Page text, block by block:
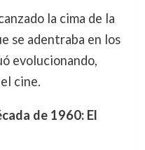
la cima de la
se adentraba en los
evolucionando,
cine.
de 1960: El